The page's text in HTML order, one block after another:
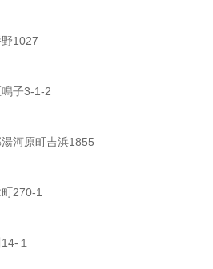
1027
子3-1-2
河原町吉浜1855
270-1
１